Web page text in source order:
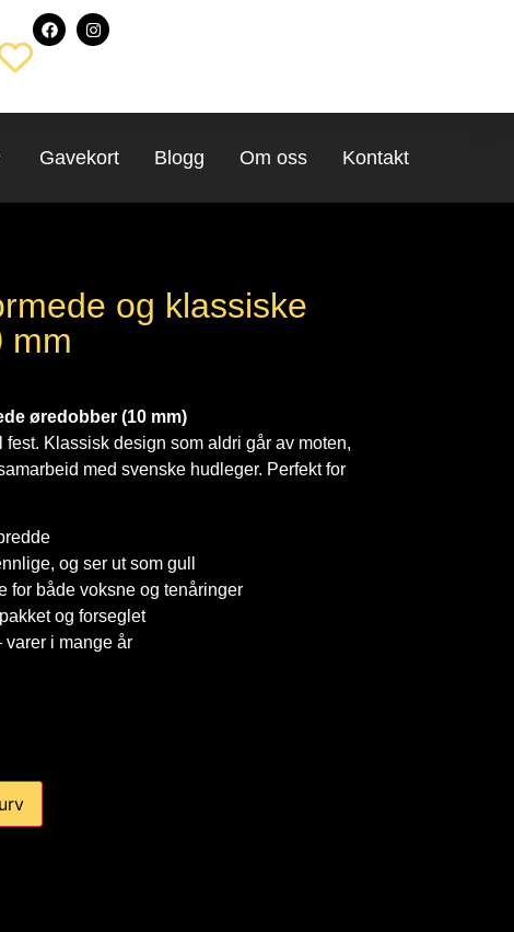
Gavekort Blogg Om oss Kontakt
og klassiske
mm
øredobber (10 mm)
fest. Klassisk design som aldri går av moten,
med svenske hudleger. Perfekt for
og ser ut som gull
for både voksne og tenåringer
og forseglet
i mange år